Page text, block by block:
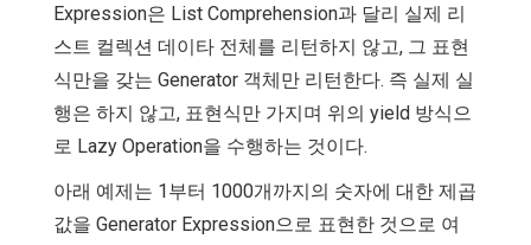
Expression은 List Comprehension과 달리 실제 리
스트 컬렉션 데이타 전체를 리턴하지 않고, 그 표현
식만을 갖는 Generator 객체만 리턴한다. 즉 실제 실
행은 하지 않고, 표현식만 가지며 위의 yield 방식으
로 Lazy Operation을 수행하는 것이다.
아래 예제는 1부터 1000개까지의 숫자에 대한 제곱
값을 Generator Expression으로 표현한 것으로 여